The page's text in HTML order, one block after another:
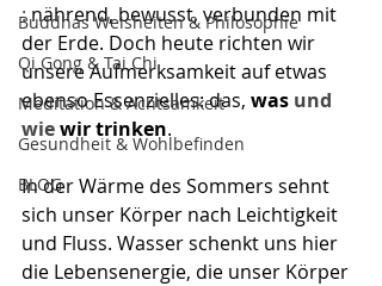
Buddhas Weisheiten & Philosophie
Qi Gong & Tai Chi
Meditation & Achtsamkeit
Gesundheit & Wohlbefinden
BLOG
: nährend, bewusst, verbunden mit
der Erde. Doch heute richten wir
unsere Aufmerksamkeit auf etwas
ebenso Essenzielles: das, was ​ und
wie wir trinken.
In der Wärme des Sommers sehnt
sich unser Körper nach Leichtigkeit
und Fluss. Wasser schenkt uns hier
die Lebensenergie, die unser Körper